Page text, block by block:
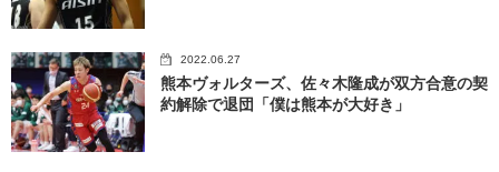
2022.06.27
熊本ヴォルターズ、佐々木隆成が双方合意の契
約解除で退団「僕は熊本が大好き」